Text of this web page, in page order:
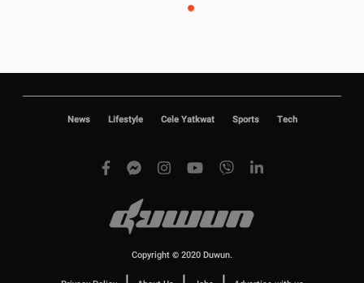
News Lifestyle Cele Yatkwat Sports Tech
Copyright © 2020 Duwun.